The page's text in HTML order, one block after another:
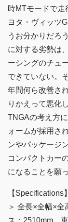
時MTモードで走
ヨタ・ヴィッツ
うお分かりだろ
に対する劣勢は
ーシングのチュ
できていない。
年間何ら改善さ
りかえって悪化
TNGAの考え方
ォームが採用さ
ンやパッケージ
コンパクトカー
になることを願
【Specifications
＞ 全長×全幅×